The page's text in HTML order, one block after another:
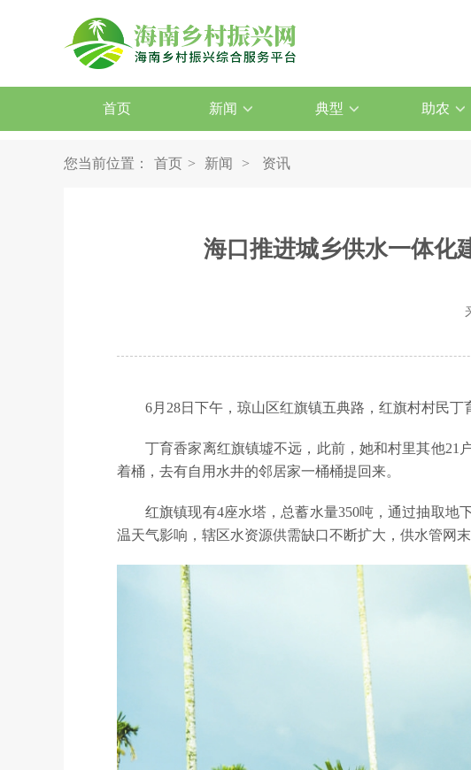
首页 新闻 典型 助农
您当前位置： 首页 > 新闻 > 资讯
海口推进城乡供水一体化
6月28日下午，琼山区红旗镇五典路，红旗村村民
丁育香家离红旗镇墟不远，此前，她和村里其他21
着桶，去有自用水井的邻居家一桶桶提回来。
红旗镇现有4座水塔，总蓄水量350吨，通过抽取
温天气影响，辖区水资源供需缺口不断扩大，供水管网